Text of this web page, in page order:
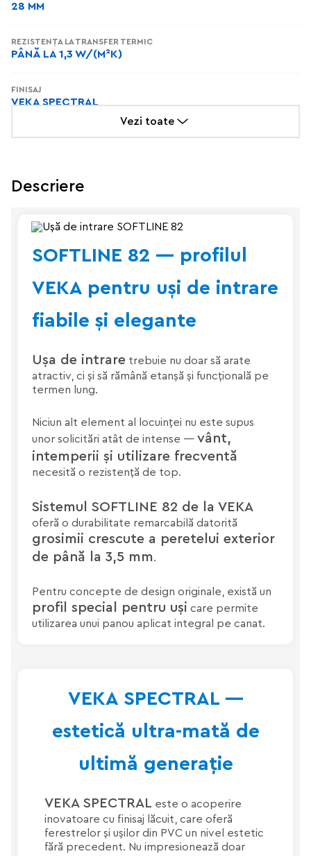
28 MM
REZISTENȚA LA TRANSFER TERMIC
PÂNĂ LA 1,3 W/(M²K)
FINISAJ
VEKA SPECTRAL
ADÂNCIMEA SISTEMULUI
Vezi toate
Descriere
SOFTLINE 82 — profilul
VEKA pentru uși de intrare
fiabile și elegante
Ușa de intrare trebuie nu doar să arate
atractiv, ci și să rămână etanșă și funcțională pe
termen lung.
Niciun alt element al locuinței nu este supus
unor solicitări atât de intense — vânt,
intemperii și utilizare frecventă
necesită o rezistență de top.
Sistemul SOFTLINE 82 de la VEKA
oferă o durabilitate remarcabilă datorită
grosimii crescute a peretelui exterior
de până la 3,5 mm.
Pentru concepte de design originale, există un
profil special pentru uși care permite
utilizarea unui panou aplicat integral pe canat.
VEKA SPECTRAL —
estetică ultra-mată de
ultimă generație
VEKA SPECTRAL este o acoperire
inovatoare cu finisaj lăcuit, care oferă
ferestrelor și ușilor din PVC un nivel estetic
fără precedent. Nu impresionează doar